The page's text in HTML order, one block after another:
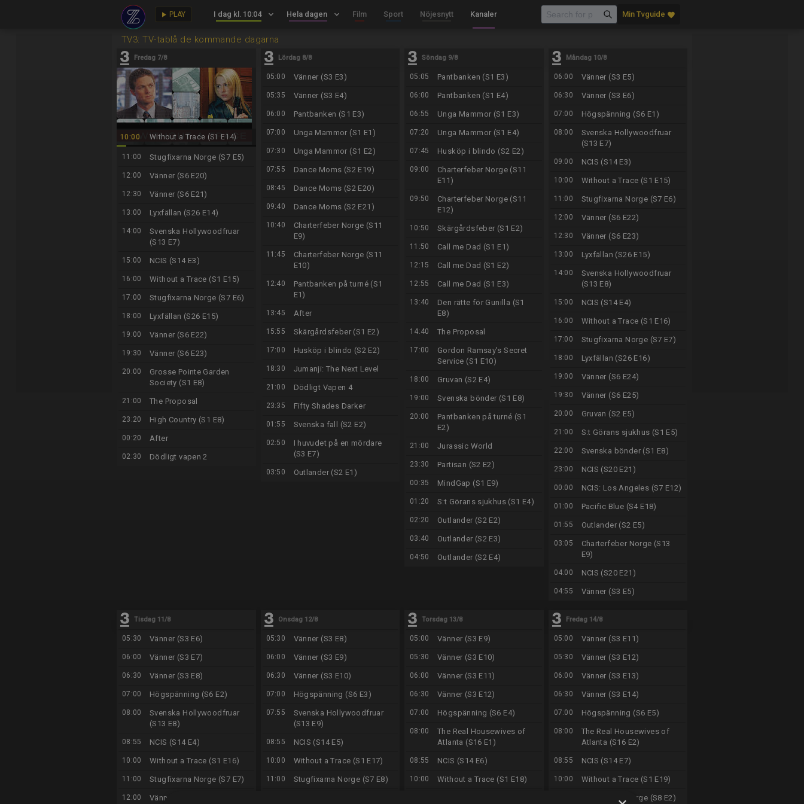
play_arrow PLAY I dag kl. 10:04 keyboard_arrow_down Hela dagen keyboard_arrow_down Film Sport Nöjesnytt Kanaler Min Tvguide favorite
TV3: TV-tablå de kommande dagarna
Fredag 7/8
10:00 Without a Trace (S1 E14)
11:00 Stugfixarna Norge (S7 E5)
12:00 Vänner (S6 E20)
12:30 Vänner (S6 E21)
13:00 Lyxfällan (S26 E14)
14:00
Svenska Hollywoodfruar
(S13 E7)
15:00 NCIS (S14 E3)
16:00 Without a Trace (S1 E15)
17:00 Stugfixarna Norge (S7 E6)
18:00 Lyxfällan (S26 E15)
19:00 Vänner (S6 E22)
19:30 Vänner (S6 E23)
20:00
Grosse Pointe Garden
Society (S1 E8)
21:00 The Proposal
23:20 High Country (S1 E8)
00:20 After
02:30 Dödligt vapen 2
Lördag 8/8
05:00 Vänner (S3 E3)
05:35 Vänner (S3 E4)
06:00 Pantbanken (S1 E3)
07:00 Unga Mammor (S1 E1)
07:30 Unga Mammor (S1 E2)
07:55 Dance Moms (S2 E19)
08:45 Dance Moms (S2 E20)
09:40 Dance Moms (S2 E21)
10:40
Charterfeber Norge (S11
E9)
11:45
Charterfeber Norge (S11
E10)
12:40
Pantbanken på turné (S1
E1)
13:45 After
15:55 Skärgårdsfeber (S1 E2)
17:00 Husköp i blindo (S2 E2)
18:30 Jumanji: The Next Level
21:00 Dödligt Vapen 4
23:35 Fifty Shades Darker
01:55 Svenska fall (S2 E2)
02:50
I huvudet på en mördare
(S3 E7)
03:50 Outlander (S2 E1)
Söndag 9/8
05:05 Pantbanken (S1 E3)
06:00 Pantbanken (S1 E4)
06:55 Unga Mammor (S1 E3)
07:20 Unga Mammor (S1 E4)
07:45 Husköp i blindo (S2 E2)
09:00
Charterfeber Norge (S11
E11)
09:50
Charterfeber Norge (S11
E12)
10:50 Skärgårdsfeber (S1 E2)
11:50 Call me Dad (S1 E1)
12:15 Call me Dad (S1 E2)
12:55 Call me Dad (S1 E3)
13:40
Den rätte för Gunilla (S1
E8)
14:40 The Proposal
17:00
Gordon Ramsay's Secret
Service (S1 E10)
18:00 Gruvan (S2 E4)
19:00 Svenska bönder (S1 E8)
20:00
Pantbanken på turné (S1
E2)
21:00 Jurassic World
23:30 Partisan (S2 E2)
00:35 MindGap (S1 E9)
01:20 S:t Görans sjukhus (S1 E4)
02:20 Outlander (S2 E2)
03:40 Outlander (S2 E3)
04:50 Outlander (S2 E4)
Måndag 10/8
06:00 Vänner (S3 E5)
06:30 Vänner (S3 E6)
07:00 Högspänning (S6 E1)
08:00
Svenska Hollywoodfruar
(S13 E7)
09:00 NCIS (S14 E3)
10:00 Without a Trace (S1 E15)
11:00 Stugfixarna Norge (S7 E6)
12:00 Vänner (S6 E22)
12:30 Vänner (S6 E23)
13:00 Lyxfällan (S26 E15)
14:00
Svenska Hollywoodfruar
(S13 E8)
15:00 NCIS (S14 E4)
16:00 Without a Trace (S1 E16)
17:00 Stugfixarna Norge (S7 E7)
18:00 Lyxfällan (S26 E16)
19:00 Vänner (S6 E24)
19:30 Vänner (S6 E25)
20:00 Gruvan (S2 E5)
21:00 S:t Görans sjukhus (S1 E5)
22:00 Svenska bönder (S1 E8)
23:00 NCIS (S20 E21)
00:00 NCIS: Los Angeles (S7 E12)
01:00 Pacific Blue (S4 E18)
01:55 Outlander (S2 E5)
03:05
Charterfeber Norge (S13
E9)
04:00 NCIS (S20 E21)
04:55 Vänner (S3 E5)
Tisdag 11/8
05:30 Vänner (S3 E6)
06:00 Vänner (S3 E7)
06:30 Vänner (S3 E8)
07:00 Högspänning (S6 E2)
08:00
Svenska Hollywoodfruar
(S13 E8)
08:55 NCIS (S14 E4)
10:00 Without a Trace (S1 E16)
11:00 Stugfixarna Norge (S7 E7)
12:00 Vänner (S6 E24)
Onsdag 12/8
05:30 Vänner (S3 E8)
06:00 Vänner (S3 E9)
06:30 Vänner (S3 E10)
07:00 Högspänning (S6 E3)
07:55
Svenska Hollywoodfruar
(S13 E9)
08:55 NCIS (S14 E5)
10:00 Without a Trace (S1 E17)
11:00 Stugfixarna Norge (S7 E8)
Torsdag 13/8
05:00 Vänner (S3 E9)
05:30 Vänner (S3 E10)
06:00 Vänner (S3 E11)
06:30 Vänner (S3 E12)
07:00 Högspänning (S6 E4)
08:00
The Real Housewives of
Atlanta (S16 E1)
08:55 NCIS (S14 E6)
10:00 Without a Trace (S1 E18)
Fredag 14/8
05:00 Vänner (S3 E11)
05:30 Vänner (S3 E12)
06:00 Vänner (S3 E13)
06:30 Vänner (S3 E14)
07:00 Högspänning (S6 E5)
08:00
The Real Housewives of
Atlanta (S16 E2)
08:55 NCIS (S14 E7)
10:00 Without a Trace (S1 E19)
Stugfixarna Norge (S8 E2)